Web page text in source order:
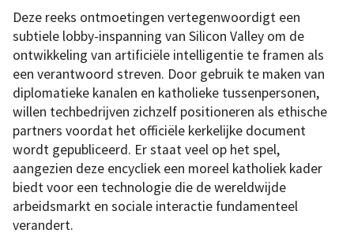
Deze reeks ontmoetingen vertegenwoordigt een
subtiele lobby-inspanning van Silicon Valley om de
ontwikkeling van artificiële intelligentie te framen als
een verantwoord streven. Door gebruik te maken van
diplomatieke kanalen en katholieke tussenpersonen,
willen techbedrijven zichzelf positioneren als ethische
partners voordat het officiële kerkelijke document
wordt gepubliceerd. Er staat veel op het spel,
aangezien deze encycliek een moreel katholiek kader
biedt voor een technologie die de wereldwijde
arbeidsmarkt en sociale interactie fundamenteel
verandert.